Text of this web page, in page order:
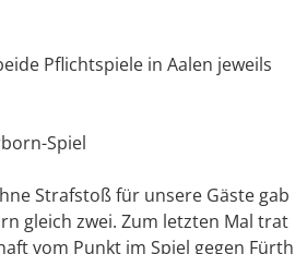
Pflichtspiele in Aalen jeweils
Spiel
Strafstoß für unsere Gäste gab
gleich zwei. Zum letzten Mal trat
vom Punkt im Spiel gegen Fürth